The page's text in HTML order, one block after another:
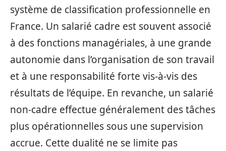
système de classification professionnelle en
France. Un salarié cadre est souvent associé
à des fonctions managériales, à une grande
autonomie dans l’organisation de son travail
et à une responsabilité forte vis-à-vis des
résultats de l’équipe. En revanche, un salarié
non-cadre effectue généralement des tâches
plus opérationnelles sous une supervision
accrue. Cette dualité ne se limite pas